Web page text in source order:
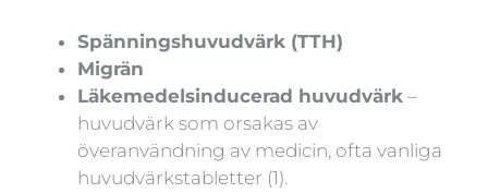
Spänningshuvudvärk (TTH)
Migrän
Läkemedelsinducerad huvudvärk –
huvudvärk som orsakas av
överanvändning av medicin, ofta vanliga
huvudvärkstabletter (1).